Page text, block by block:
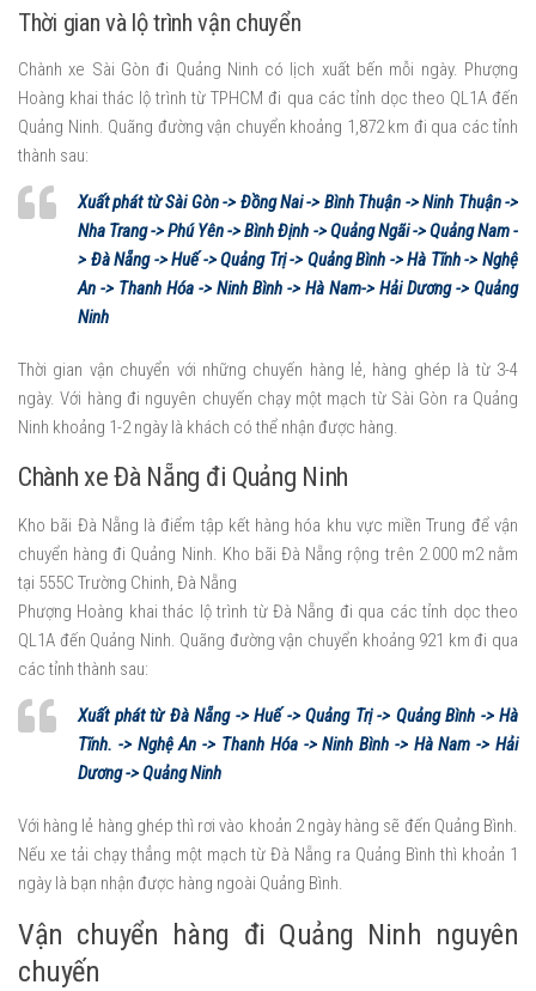
Thời gian và lộ trình vận chuyển
Chành xe Sài Gòn đi Quảng Ninh có lịch xuất bến mỗi ngày. Phượng
Hoàng khai thác lộ trình từ TPHCM đi qua các tỉnh dọc theo QL1A đến
Quảng Ninh. Quãng đường vận chuyển khoảng 1,872 km đi qua các tỉnh
thành sau:
Xuất phát từ Sài Gòn -> Đồng Nai -> Bình Thuận -> Ninh Thuận ->
Nha Trang -> Phú Yên -> Bình Định -> Quảng Ngãi -> Quảng Nam -
> Đà Nẵng -> Huế -> Quảng Trị -> Quảng Bình -> Hà Tĩnh -> Nghệ
An -> Thanh Hóa -> Ninh Bình -> Hà Nam-> Hải Dương -> Quảng
Ninh
Thời gian vận chuyển với những chuyến hàng lẻ, hàng ghép là từ 3-4
ngày. Với hàng đi nguyên chuyến chạy một mạch từ Sài Gòn ra Quảng
Ninh khoảng 1-2 ngày là khách có thể nhận được hàng.
Chành xe Đà Nẵng đi Quảng Ninh
Kho bãi Đà Nẵng là điểm tập kết hàng hóa khu vực miền Trung để vận
chuyển hàng đi Quảng Ninh. Kho bãi Đà Nẵng rộng trên 2.000 m2 nằm
tại 555C Trường Chinh, Đà Nẵng
Phượng Hoàng khai thác lộ trình từ Đà Nẵng đi qua các tỉnh dọc theo
QL1A đến Quảng Ninh. Quãng đường vận chuyển khoảng 921 km đi qua
các tỉnh thành sau:
Xuất phát từ Đà Nẵng -> Huế -> Quảng Trị -> Quảng Bình -> Hà
Tĩnh. -> Nghệ An -> Thanh Hóa -> Ninh Bình -> Hà Nam -> Hải
Dương -> Quảng Ninh
Với hàng lẻ hàng ghép thì rơi vào khoản 2 ngày hàng sẽ đến Quảng Bình.
Nếu xe tải chạy thẳng một mạch từ Đà Nẵng ra Quảng Bình thì khoản 1
ngày là bạn nhận được hàng ngoài Quảng Bình.
Vận chuyển hàng đi Quảng Ninh nguyên
chuyến